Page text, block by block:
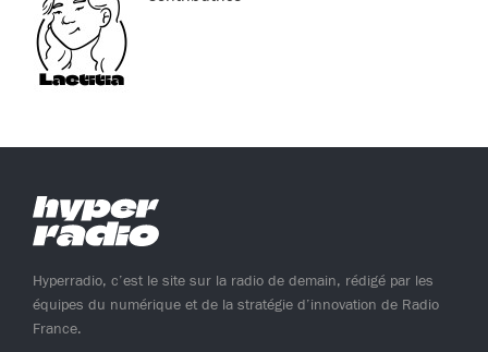
Hyperradio, c’est le site sur la radio de demain, rédigé par les
équipes du numérique et de la stratégie d’innovation de Radio
France.